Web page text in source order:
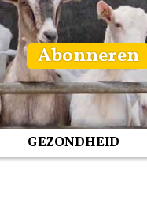
Abonneren
GEZONDHEID